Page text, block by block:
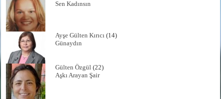
Sen Kadınsın
Ayşe Gülten Kırıcı (14)
Günaydın
Gülten Özgül (22)
Aşkı Arayan Şair